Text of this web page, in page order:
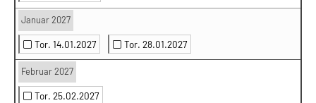
Januar 2027
Tor. 14.01.2027 Tor. 28.01.2027
Februar 2027
Tor. 25.02.2027